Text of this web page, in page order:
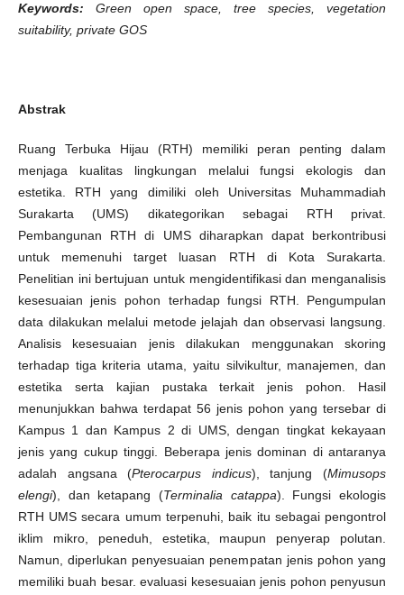
Keywords:
Green open space, tree species, vegetation
suitability, private GOS
Abstrak
Ruang Terbuka Hijau (RTH) memiliki peran penting dalam
menjaga kualitas lingkungan melalui fungsi ekologis dan
estetika. RTH yang dimiliki oleh Universitas Muhammadiah
Surakarta (UMS) dikategorikan sebagai RTH privat.
Pembangunan RTH di UMS diharapkan dapat berkontribusi
untuk memenuhi target luasan RTH di Kota Surakarta.
Penelitian ini bertujuan untuk mengidentifikasi dan menganalisis
kesesuaian jenis pohon terhadap fungsi RTH. Pengumpulan
data dilakukan melalui metode jelajah dan observasi langsung.
Analisis kesesuaian jenis dilakukan menggunakan skoring
terhadap tiga kriteria utama, yaitu silvikultur, manajemen, dan
estetika serta kajian pustaka terkait jenis pohon. Hasil
menunjukkan bahwa terdapat 56 jenis pohon yang tersebar di
Kampus 1 dan Kampus 2 di UMS, dengan tingkat kekayaan
jenis yang cukup tinggi. Beberapa jenis dominan di antaranya
adalah angsana (Pterocarpus indicus), tanjung (Mimusops
elengi), dan ketapang (Terminalia catappa). Fungsi ekologis
RTH UMS secara umum terpenuhi, baik itu sebagai pengontrol
iklim mikro, peneduh, estetika, maupun penyerap polutan.
Namun, diperlukan penyesuaian penempatan jenis pohon yang
memiliki buah besar. evaluasi kesesuaian jenis pohon penyusun